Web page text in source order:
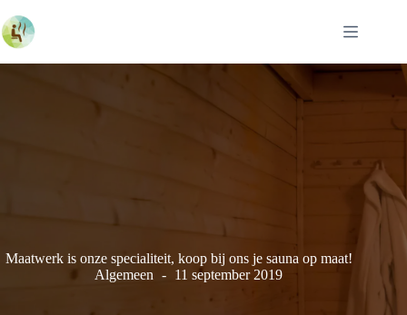
naar
de
Maatwerk is onze specialiteit, koop bij ons je sauna op maat!
Algemeen
11 september 2019